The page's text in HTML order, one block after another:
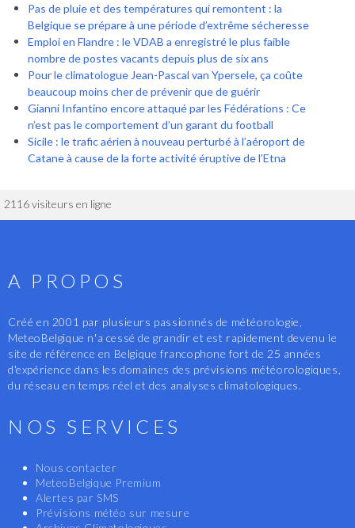
Pas de pluie et des températures qui remontent : la
Belgique se prépare à une période d’extrême sécheresse
Emploi en Flandre : le VDAB a enregistré le plus faible
nombre de postes vacants depuis plus de six ans
Pour le climatologue Jean-Pascal van Ypersele, ça coûte
beaucoup moins cher de prévenir que de guérir
Gianni Infantino encore attaqué par les Fédérations : Ce
n’est pas le comportement d’un garant du football
Sicile : le trafic aérien à nouveau perturbé à l’aéroport de
Catane à cause de la forte activité éruptive de l’Etna
2116 visiteurs en ligne
A PROPOS
Créé en 2001 par plusieurs passionnés de météorologie,
MeteoBelgique n'a cessé de grandir et est rapidement devenu le
site de référence en Belgique francophone fort de 25 années
d'expérience dans les domaines des prévisions météorologiques,
du réseau en temps réel et des analyses climatologiques.
NOS SERVICES
Nous contacter
MeteoBelgique Premium
Alertes par SMS
Prévisions météo sur mesure